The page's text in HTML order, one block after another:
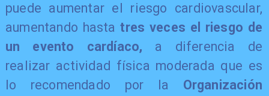
puede aumentar el riesgo cardiovascular,
aumentando hastatres veces el riesgo de
un evento cardíaco, a diferencia de
realizar actividad física moderada que es
lo recomendado por la Organización